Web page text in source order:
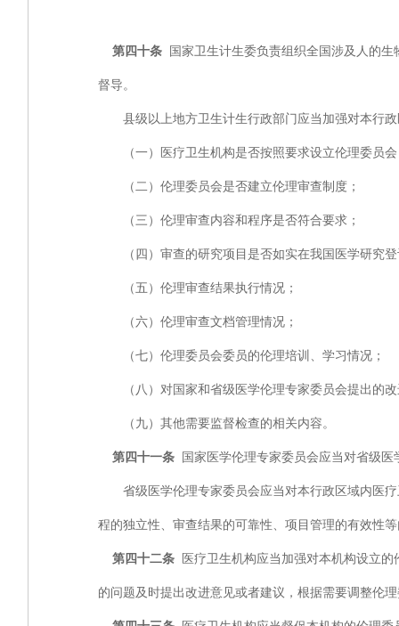
第四十条 国家卫生计生委负责组织全国涉及人的
督导。
县级以上地方卫生计生行政部门应当加强对本行政
（一）医疗卫生机构是否按照要求设立伦理委员会
（二）伦理委员会是否建立伦理审查制度；
（三）伦理审查内容和程序是否符合要求；
（四）审查的研究项目是否如实在我国医学研究登
（五）伦理审查结果执行情况；
（六）伦理审查文档管理情况；
（七）伦理委员会委员的伦理培训、学习情况；
（八）对国家和省级医学伦理专家委员会提出的改
（九）其他需要监督检查的相关内容。
第四十一条 国家医学伦理专家委员会应当对省级
省级医学伦理专家委员会应当对本行政区域内医疗
程的独立性、审查结果的可靠性、项目管理的有效性
第四十二条 医疗卫生机构应当加强对本机构设立
的问题及时提出改进意见或者建议，根据需要调整伦